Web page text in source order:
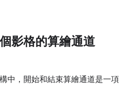
影格的算繪通道
中，開始和結束算繪通道是一項